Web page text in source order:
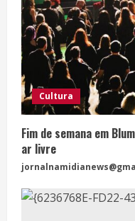
Cultura
Fim de semana em
ar livre